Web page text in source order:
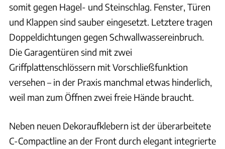
somit gegen Hagel- und Steinschlag. Fenster, Türen
und Klappen sind sauber eingesetzt. Letztere tragen
Doppeldichtungen gegen Schwallwassereinbruch.
Die Garagentüren sind mit zwei
Griffplattenschlössern mit Vorschließfunktion
versehen – in der Praxis manchmal etwas hinderlich,
weil man zum Öffnen zwei freie Hände braucht.
Neben neuen Dekoraufklebern ist der überarbeitete
C-Compactline an der Front durch elegant integrierte